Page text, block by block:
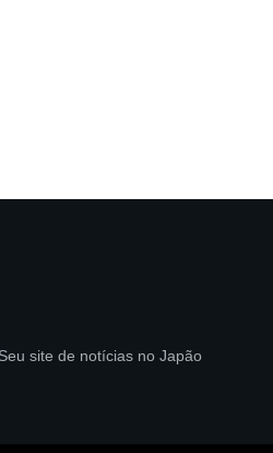
site de notícias no Japão